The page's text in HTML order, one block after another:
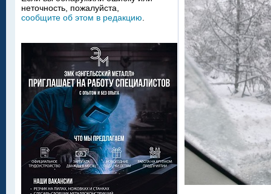
неточность, пожалуйста,
сообщите об этом в редакцию